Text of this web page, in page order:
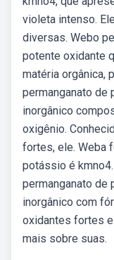
violeta intenso.
diversas. Webo
potente oxidante
matéria orgânica,
permanganato de
inorgânico
oxigênio.
fortes, ele. Weba
potássio é
permanganato de
inorgânico com
oxidantes fortes
mais sobre suas.